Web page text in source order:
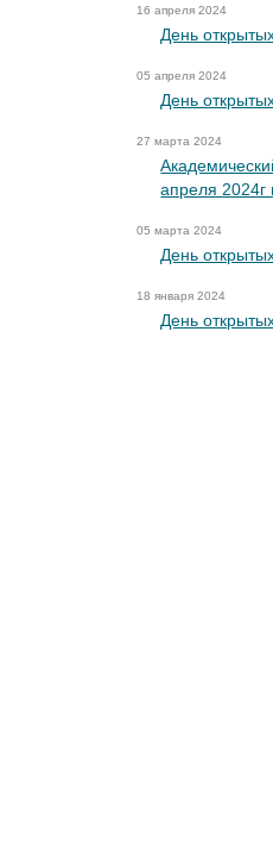
16 апреля 2024
День
05 апреля 2024
День
27 марта 2024
апреля 2024г
05 марта 2024
День
18 января 2024
День